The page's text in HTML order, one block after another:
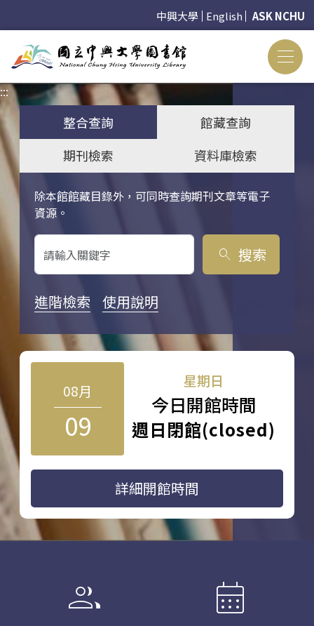
中興大學 English ASK NCHU
:::
整合查詢
館藏查詢
期刊檢索
資料庫檢索
除本館館藏目錄外，可同時查詢期刊文章等電子
資源。
關鍵字搜尋
search 搜索
進階檢索 使用說明
08月
09
星期日
今日開館時間
週日閉館(closed)
詳細開館時間
group calendar_month